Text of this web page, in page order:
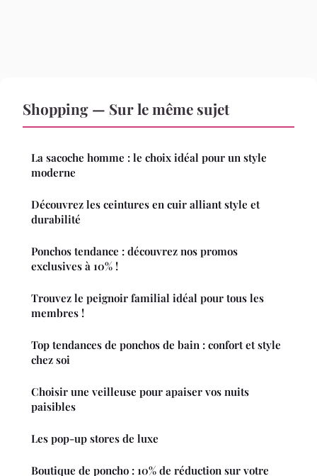
Shopping — Sur le même sujet
La sacoche homme : le choix idéal pour un style
moderne
Découvrez les ceintures en cuir alliant style et
durabilité
Ponchos tendance : découvrez nos promos
exclusives à 10% !
Trouvez le peignoir familial idéal pour tous les
membres !
Top tendances de ponchos de bain : confort et style
chez soi
Choisir une veilleuse pour apaiser vos nuits
paisibles
Les pop-up stores de luxe
Boutique de poncho : 10% de réduction sur votre